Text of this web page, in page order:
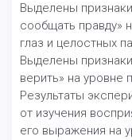
Выделены
сообщать правду»
глаз и целостных
Выделены
верить» на уровне
Результаты
от изучения
его выражения на